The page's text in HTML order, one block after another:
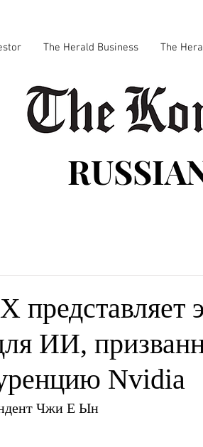
The Herald Business The
представляет
ИИ,
Nvidia
Чжи Е Ын